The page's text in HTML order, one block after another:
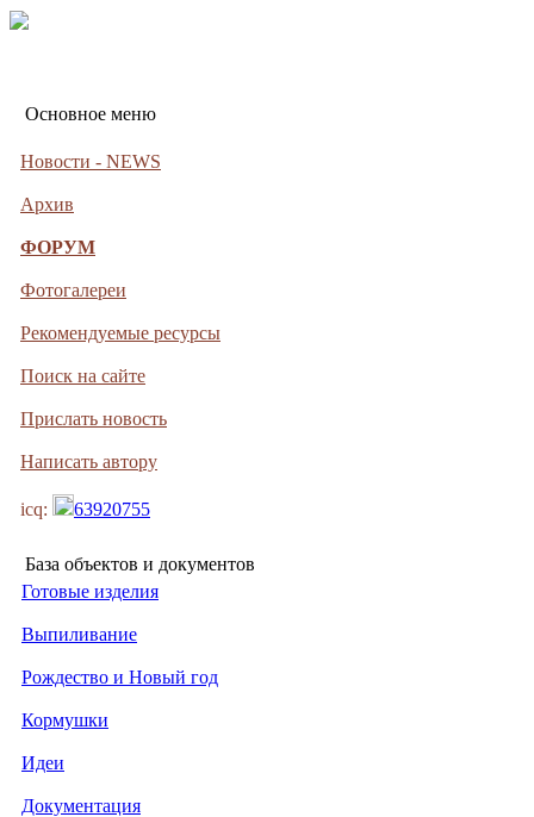
Основное меню
Новости - NEWS
Архив
ФОРУМ
Фотогалереи
Рекомендуемые ресурсы
Поиск на сайте
Прислать новость
Написать автору
icq: 63920755
База объектов и документов
Готовые изделия
Выпиливание
Рождество и Новый год
Кормушки
Идеи
Документация